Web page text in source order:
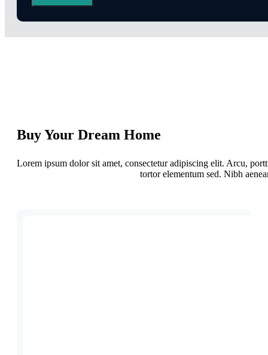
Buy Your Dream Home
Lorem ipsum dolor sit amet, consectetur adipiscing elit. Arcu,
tortor elementum sed. Nibh